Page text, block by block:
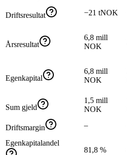
Driftsresultat −21 tNOK
Årsresultat
6,8 mill
NOK
Egenkapital
6,8 mill
NOK
Sum gjeld
1,5 mill
NOK
Driftsmargin –
Egenkapitalandel
81,8 %